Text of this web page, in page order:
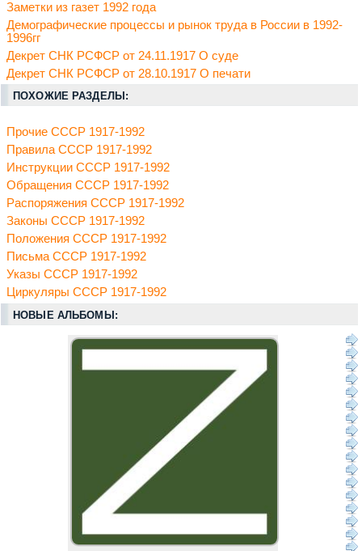
Заметки из газет 1992 года
Демографические процессы и рынок труда в России в 1992-
1996гг
Декрет СНК РСФСР от 24.11.1917 О суде
Декрет СНК РСФСР от 28.10.1917 О печати
ПОХОЖИЕ РАЗДЕЛЫ:
Прочие СССР 1917-1992
Правила СССР 1917-1992
Инструкции СССР 1917-1992
Обращения СССР 1917-1992
Распоряжения СССР 1917-1992
Законы СССР 1917-1992
Положения СССР 1917-1992
Письма СССР 1917-1992
Указы СССР 1917-1992
Циркуляры СССР 1917-1992
НОВЫЕ АЛЬБОМЫ: